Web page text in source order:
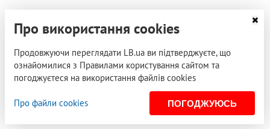
Про використання cookies
Продовжуючи переглядати LB.ua ви підтверджуєте, що
ознайомилися з Правилами користування сайтом та
погоджуєтеся на використання файлів cookies
Про файли cookies ПОГОДЖУЮСЬ